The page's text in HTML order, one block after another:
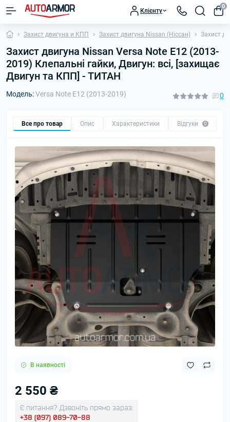
Клієнту
0
Захист двигуна и КПП Захист двигуна Nissan (Ніссан) Захист
Захист двигуна Nissan Versa Note E12 (2013-
2019) Клепальні гайки, Двигун: всі, [захищає
Двигун та КПП] - ТИТАН
Модель:Versa Note E12 (2013-2019) 0
Все про товар Опис Характеристики Відгуки 0
В наявності
2 550 ₴
Є питання? Дзвоніть прямо зараз:
+38 (097) 089-70-88